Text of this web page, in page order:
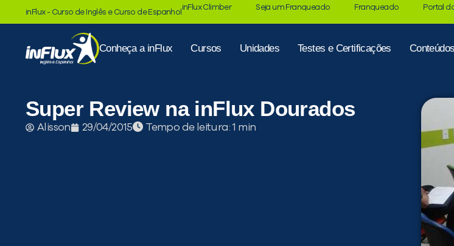
inFlux - Curso de Inglês e Curso de Espanhol
inFlux Climber Seja um Franqueado Franqueado Portal
Conheça a inFlux Cursos Unidades Testes e Certificações Conteúdos
Super Review na inFlux Dourados
Alisson 29/04/2015 Tempo de leitura: